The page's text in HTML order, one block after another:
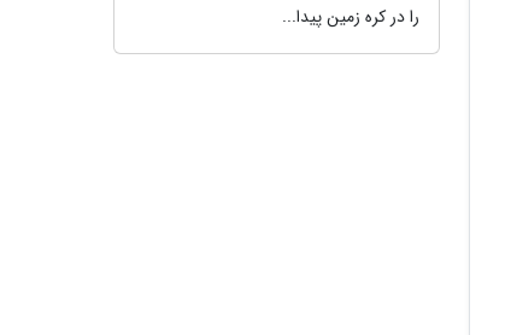
را در کره زمین پیدا...